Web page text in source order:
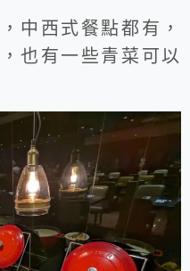
中西式餐點都有，
也有一些青菜可以